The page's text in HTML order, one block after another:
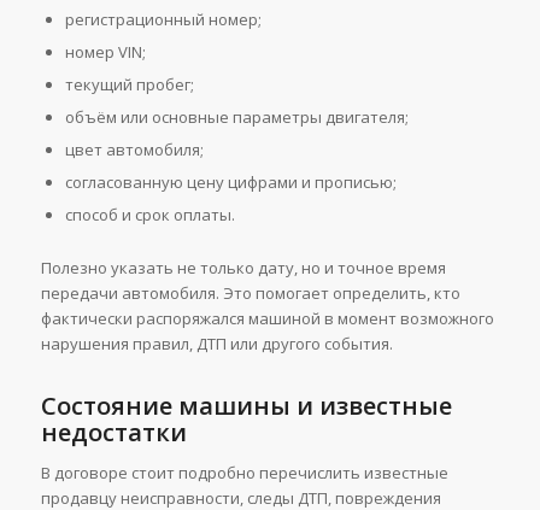
регистрационный номер;
номер VIN;
текущий пробег;
объём или основные параметры двигателя;
цвет автомобиля;
согласованную цену цифрами и прописью;
способ и срок оплаты.
Полезно указать не только дату, но и точное время
передачи автомобиля. Это помогает определить, кто
фактически распоряжался машиной в момент возможного
нарушения правил, ДТП или другого события.
Состояние машины и известные
недостатки
В договоре стоит подробно перечислить известные
продавцу неисправности, следы ДТП, повреждения